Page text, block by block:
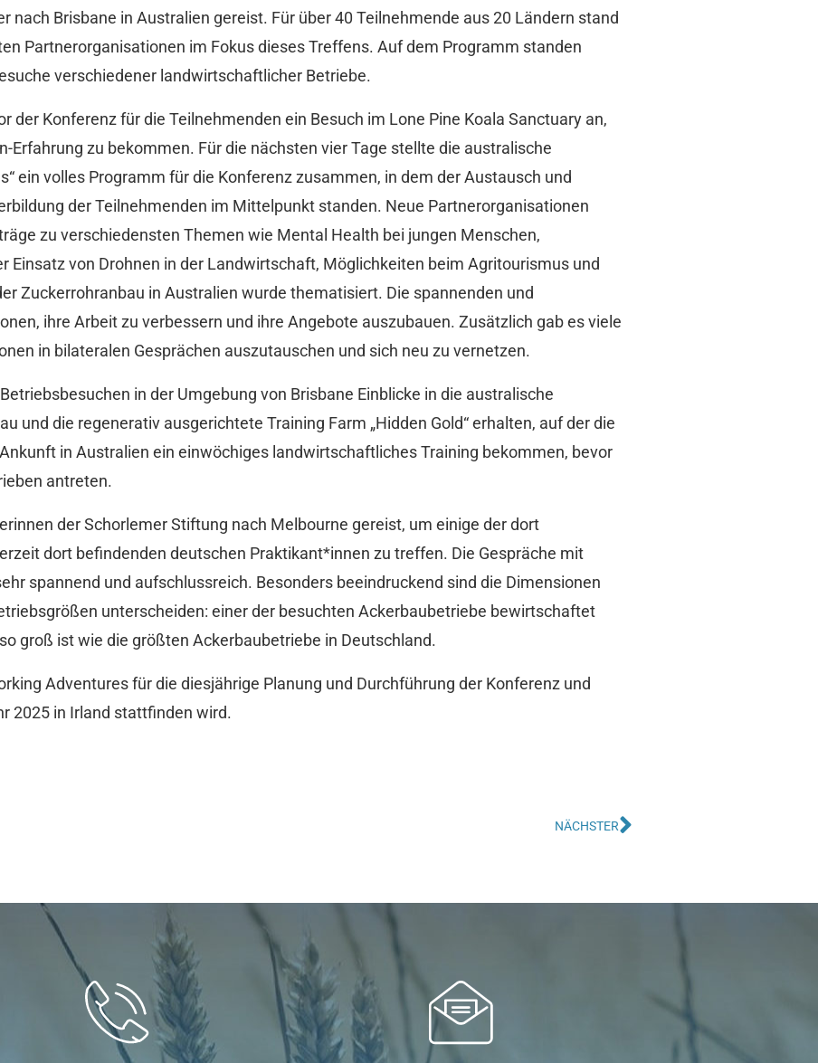
Brisbane in Australien gereist. Für über 40 Teilnehmende aus 20 Ländern stand
Partnerorganisationen im Fokus dieses Treffens. Auf dem Programm standen
verschiedener landwirtschaftlicher Betriebe.
der Konferenz für die Teilnehmenden ein Besuch im Lone Pine Koala Sanctuary an,
zu bekommen. Für die nächsten vier Tage stellte die australische
ein volles Programm für die Konferenz zusammen, in dem der Austausch und
der Teilnehmenden im Mittelpunkt standen. Neue Partnerorganisationen
zu verschiedensten Themen wie Mental Health bei jungen Menschen,
Einsatz von Drohnen in der Landwirtschaft, Möglichkeiten beim Agritourismus und
Zuckerrohranbau in Australien wurde thematisiert. Die spannenden und
ihre Arbeit zu verbessern und ihre Angebote auszubauen. Zusätzlich gab es viele
in bilateralen Gesprächen auszutauschen und sich neu zu vernetzen.
in der Umgebung von Brisbane Einblicke in die australische
und die regenerativ ausgerichtete Training Farm „Hidden Gold“ erhalten, auf der die
in Australien ein einwöchiges landwirtschaftliches Training bekommen, bevor
antreten.
der Schorlemer Stiftung nach Melbourne gereist, um einige der dort
dort befindenden deutschen Praktikant*innen zu treffen. Die Gespräche mit
spannend und aufschlussreich. Besonders beeindruckend sind die Dimensionen
unterscheiden: einer der besuchten Ackerbaubetriebe bewirtschaftet
groß ist wie die größten Ackerbaubetriebe in Deutschland.
Adventures für die diesjährige Planung und Durchführung der Konferenz und
2025 in Irland stattfinden wird.
NÄCHSTER